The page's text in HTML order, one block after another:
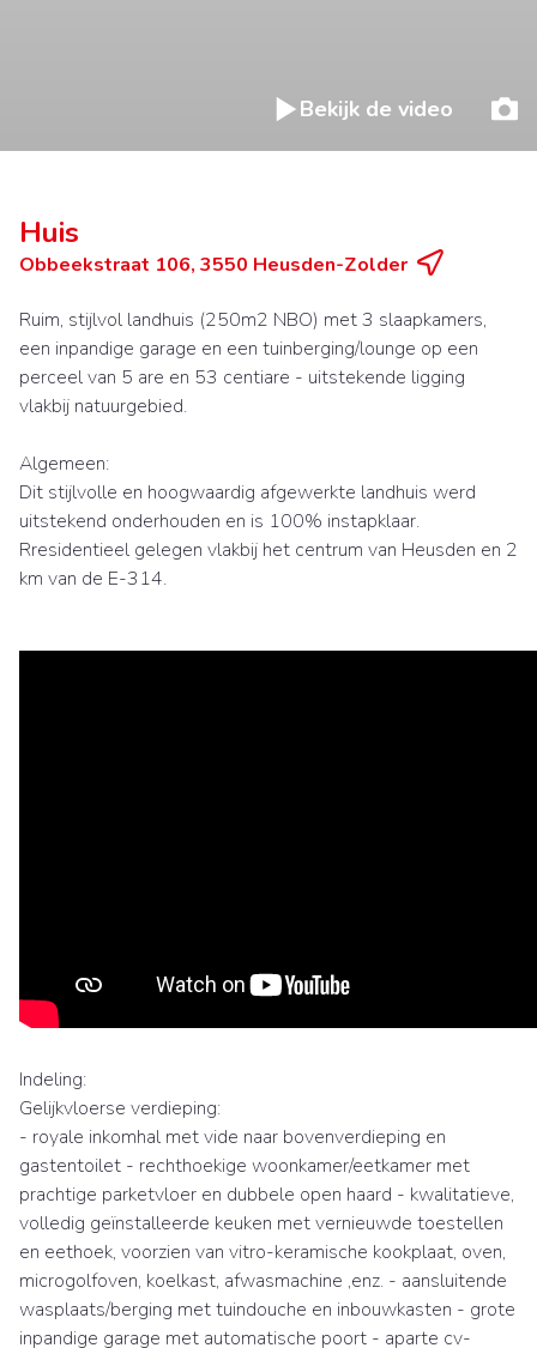
Bekijk de video
Huis
Obbeekstraat 106, 3550 Heusden-Zolder
Ruim, stijlvol landhuis (250m2 NBO) met 3 slaapkamers,
een inpandige garage en een tuinberging/lounge op een
perceel van 5 are en 53 centiare - uitstekende ligging
vlakbij natuurgebied.
Algemeen:
Dit stijlvolle en hoogwaardig afgewerkte landhuis werd
uitstekend onderhouden en is 100% instapklaar.
Rresidentieel gelegen vlakbij het centrum van Heusden en 2
km van de E-314.
Indeling:
Gelijkvloerse verdieping:
- royale inkomhal met vide naar bovenverdieping en
gastentoilet - rechthoekige woonkamer/eetkamer met
prachtige parketvloer en dubbele open haard - kwalitatieve,
volledig geïnstalleerde keuken met vernieuwde toestellen
en eethoek, voorzien van vitro-keramische kookplaat, oven,
microgolfoven, koelkast, afwasmachine ,enz. - aansluitende
wasplaats/berging met tuindouche en inbouwkasten - grote
inpandige garage met automatische poort - aparte cv-